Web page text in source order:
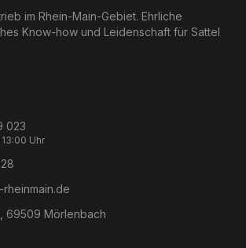
im Rhein-Main-Gebiet. Ehrliche
Know-how und Leidenschaft für Sattel
023
Uhr
69509 Mörlenbach